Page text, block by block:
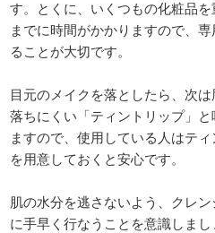
す。とくに、いくつもの化粧品
までに時間がかかりますので、
ることが大切です。
目元のメイクを落としたら、次
落ちにくい「ティントリップ」
ますので、使用している人はテ
を用意しておくと安心です。
肌の水分を逃さないよう、クレ
に手早く行なうことを意識しま